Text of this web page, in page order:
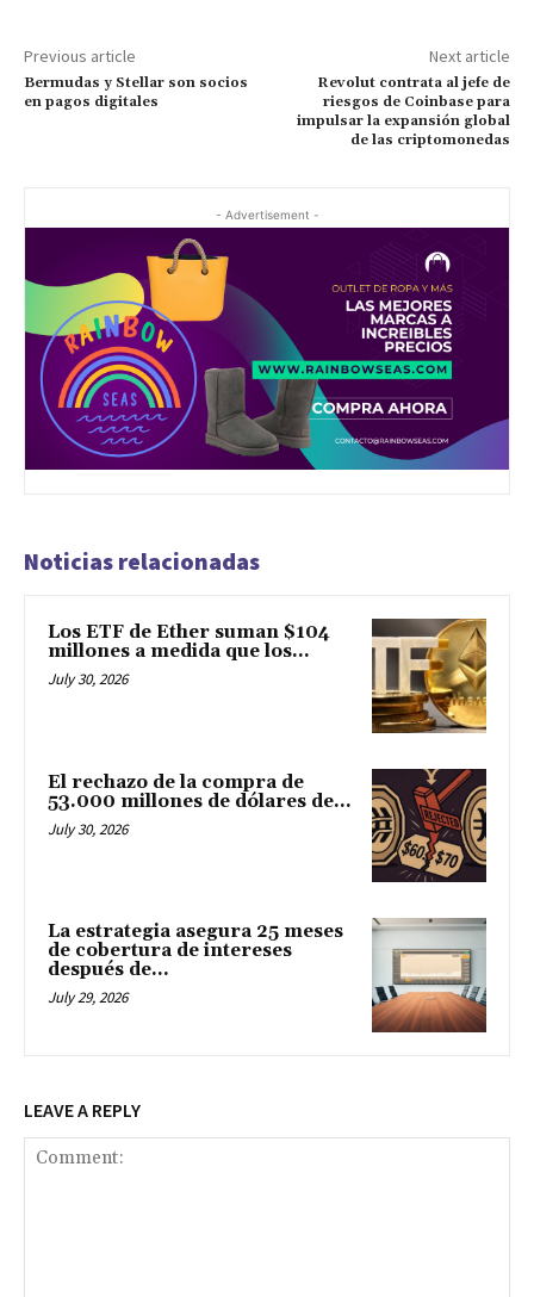
Previous article
Bermudas y Stellar son socios
en pagos digitales
Next article
Revolut contrata al jefe de
riesgos de Coinbase para
impulsar la expansión global
de las criptomonedas
- Advertisement -
Noticias relacionadas
Los ETF de Ether suman $104
millones a medida que los...
July 30, 2026
El rechazo de la compra de
53.000 millones de dólares de...
July 30, 2026
La estrategia asegura 25 meses
de cobertura de intereses
después de...
July 29, 2026
LEAVE A REPLY